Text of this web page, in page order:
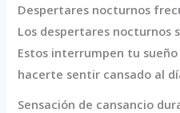
Despertares nocturnos
Los despertares nocturnos
Estos interrumpen tu
hacerte sentir cansado al
Sensación de cansancio